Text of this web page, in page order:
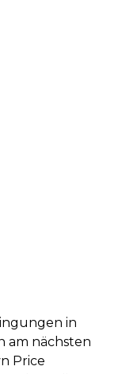
in
am nächsten
Price